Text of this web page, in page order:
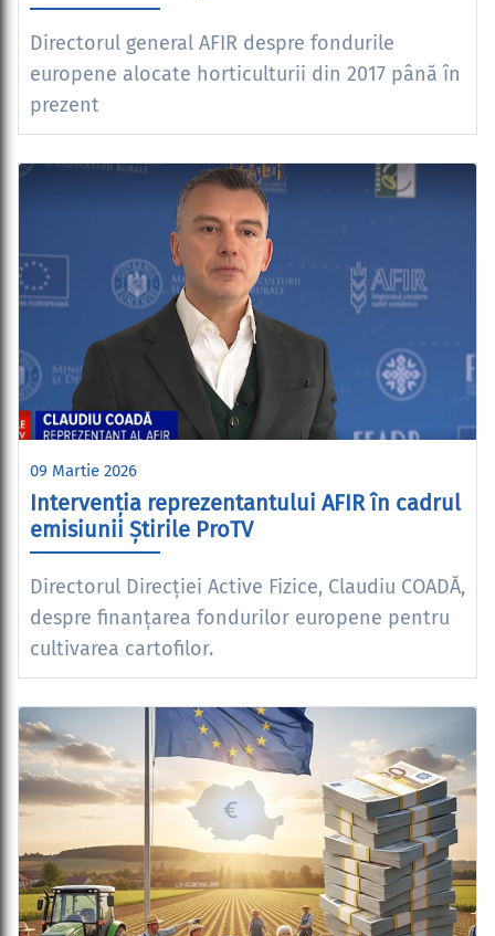
Directorul general AFIR despre fondurile
europene alocate horticulturii din 2017 până în
prezent
09 Martie 2026
Intervenția reprezentantului AFIR în cadrul
emisiunii Știrile ProTV
Directorul Direcției Active Fizice, Claudiu COADĂ,
despre finanțarea fondurilor europene pentru
cultivarea cartofilor.